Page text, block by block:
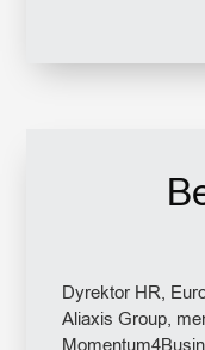
Dyrektor HR,
Aliaxis Group,